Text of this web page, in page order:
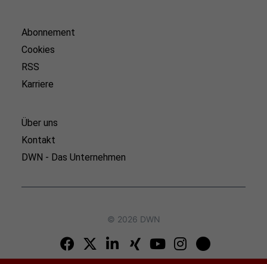
Abonnement
Cookies
RSS
Karriere
Über uns
Kontakt
DWN - Das Unternehmen
© 2026 DWN